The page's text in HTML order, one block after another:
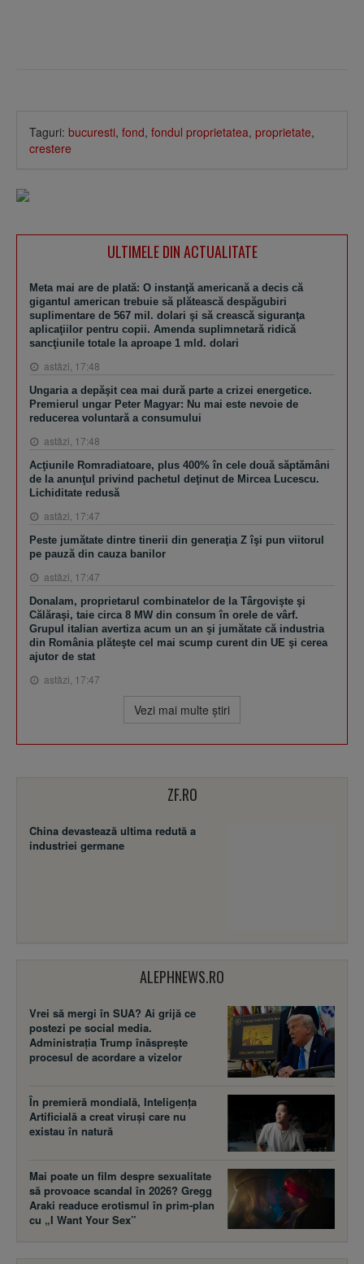
Taguri: bucuresti, fond, fondul proprietatea, proprietate,
crestere
ULTIMELE DIN ACTUALITATE
Meta mai are de plată: O instanţă americană a decis că
gigantul american trebuie să plătească despăgubiri
suplimentare de 567 mil. dolari şi să crească siguranţa
aplicaţiilor pentru copii. Amenda suplimnetară ridică
sancţiunile totale la aproape 1 mld. dolari
astăzi, 17:48
Ungaria a depăşit cea mai dură parte a crizei energetice.
Premierul ungar Peter Magyar: Nu mai este nevoie de
reducerea voluntară a consumului
astăzi, 17:48
Acţiunile Romradiatoare, plus 400% în cele două săptămâni
de la anunţul privind pachetul deţinut de Mircea Lucescu.
Lichiditate redusă
astăzi, 17:47
Peste jumătate dintre tinerii din generaţia Z îşi pun viitorul
pe pauză din cauza banilor
astăzi, 17:47
Donalam, proprietarul combinatelor de la Târgovişte şi
Călăraşi, taie circa 8 MW din consum în orele de vârf.
Grupul italian avertiza acum un an şi jumătate că industria
din România plăteşte cel mai scump curent din UE şi cerea
ajutor de stat
astăzi, 17:47
Vezi mai multe ştiri
ZF.RO
China devastează ultima redută a
industriei germane
ALEPHNEWS.RO
Vrei să mergi în SUA? Ai grijă ce
postezi pe social media.
Administrația Trump înăsprește
procesul de acordare a vizelor
În premieră mondială, Inteligența
Artificială a creat viruși care nu
existau în natură
Mai poate un film despre sexualitate
să provoace scandal în 2026? Gregg
Araki readuce erotismul în prim-plan
cu „I Want Your Sex”